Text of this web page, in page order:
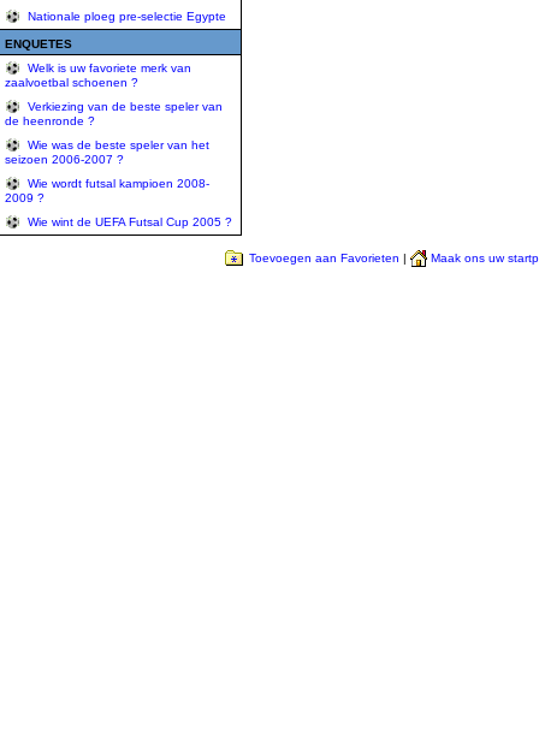
Nationale ploeg pre-selectie Egypte
ENQUETES
Welk is uw favoriete merk van
zaalvoetbal schoenen ?
Verkiezing van de beste speler van
de heenronde ?
Wie was de beste speler van het
seizoen 2006-2007 ?
Wie wordt futsal kampioen 2008-
2009 ?
Wie wint de UEFA Futsal Cup 2005 ?
Toevoegen aan Favorieten | Maak ons uw